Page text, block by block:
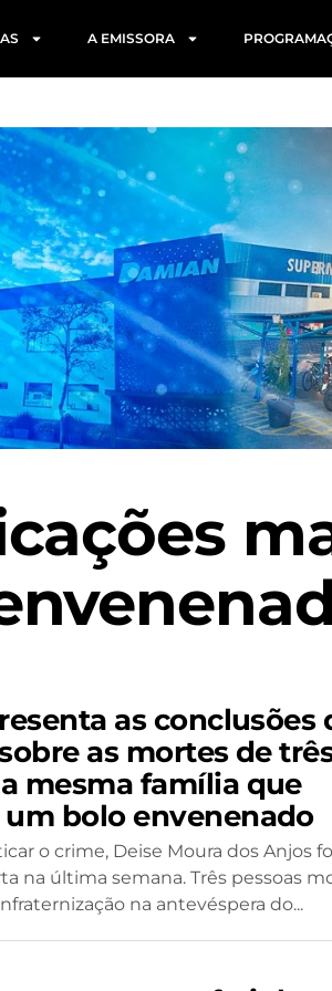
A EMISSORA
as conclusões
as mortes de
mesma família que
bolo envenenado
o crime, Deise Moura dos Anjos
na última semana. Três pessoas
na antevéspera do...